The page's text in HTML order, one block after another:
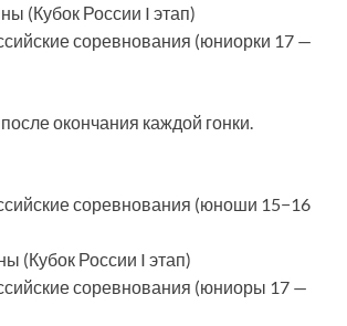
(Кубок России I этап)
соревнования (юниорки 17 —
окончания каждой гонки.
соревнования (юноши 15−16
(Кубок России I этап)
соревнования (юниоры 17 —